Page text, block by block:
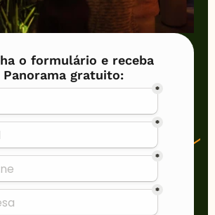
o formulário e receba
Panorama gratuito: